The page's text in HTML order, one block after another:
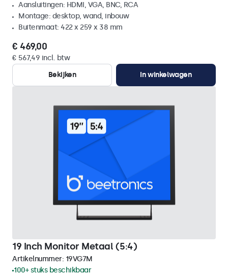
Aansluitingen: HDMI, VGA, BNC, RCA
Montage: desktop, wand, inbouw
Buitenmaat: 422 x 259 x 38 mm
€ 469,00
€ 567,49 incl. btw
Bekijken
In winkelwagen
19 Inch Monitor Metaal (5:4)
Artikelnummer: 19VG7M
100+ stuks beschikbaar